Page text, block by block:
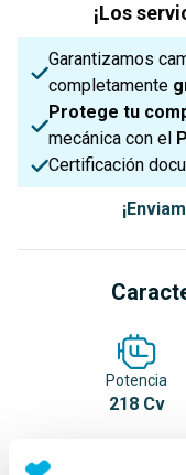
¡Los
Garantizamos
completamente
Protege tu
mecánica con el
Certificación
Potencia
218 Cv